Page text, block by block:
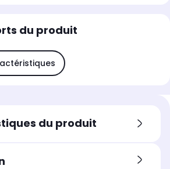
du produit
du produit